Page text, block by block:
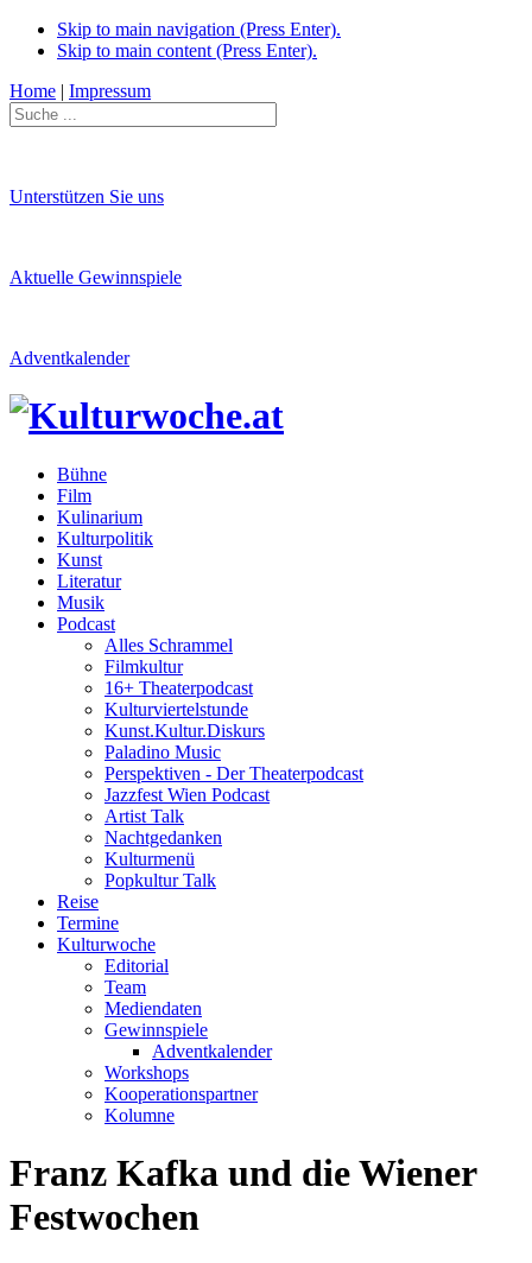
Skip to main navigation (Press Enter).
Skip to main content (Press Enter).
Home | Impressum
Unterstützen Sie uns
Aktuelle Gewinnspiele
Adventkalender
Bühne
Film
Kulinarium
Kulturpolitik
Kunst
Literatur
Musik
Podcast
Alles Schrammel
Filmkultur
16+ Theaterpodcast
Kulturviertelstunde
Kunst.Kultur.Diskurs
Paladino Music
Perspektiven - Der Theaterpodcast
Jazzfest Wien Podcast
Artist Talk
Nachtgedanken
Kulturmenü
Popkultur Talk
Reise
Termine
Kulturwoche
Editorial
Team
Mediendaten
Gewinnspiele
Adventkalender
Workshops
Kooperationspartner
Kolumne
Franz Kafka und die Wiener
Festwochen